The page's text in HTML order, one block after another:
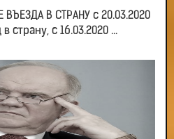
В СТРАНУ с 20.03.2020
страну, с 16.03.2020 ...